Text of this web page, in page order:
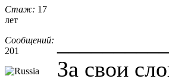
Стаж: 17
лет
Сообщений:
201
За свои